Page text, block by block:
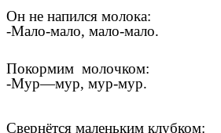
Он не напился молока:
-Мало-мало, мало-
Покормим молочком:
-Мур—мур, мур-
вперёд- в
Свернётся маленьким